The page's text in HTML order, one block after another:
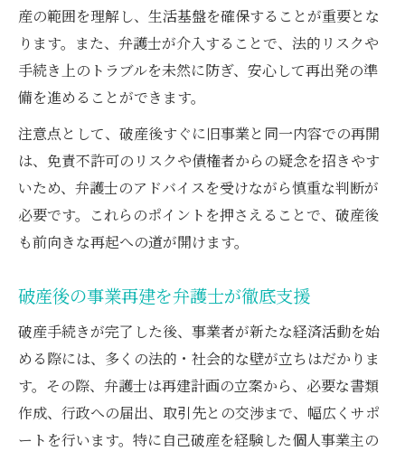
破産後でも可能な新事業の始め方を知る
弁護士が教える破産後の新事業立ち上げ法
自己破産後の起業を弁護士に相談する理由
弁護士が解説する自由財産の活用ポイント
破産後の個人事業主に役立つ弁護士の助言
弁護士と考える低資金での事業再スタート
家族への影響と事業存続のための工夫
弁護士が考える破産と家族への影響軽減策
事業存続と家族支援を両立する弁護士の知
個人事業主 家族に配慮した破産後の工夫
弁護士が伝える家族と歩む再起のポイント
自己破産時における確定申告の注意点
弁護士が教える破産時の確定申告対策
産の範囲を理解し、生活基盤を確保することが重要とな
ります。また、弁護士が介入することで、法的リスクや
手続き上のトラブルを未然に防ぎ、安心して再出発の準
備を進めることができます。
注意点として、破産後すぐに旧事業と同一内容での再開
は、免責不許可のリスクや債権者からの疑念を招きやす
いため、弁護士のアドバイスを受けながら慎重な判断が
必要です。これらのポイントを押さえることで、破産後
も前向きな再起への道が開けます。
破産後の事業再建を弁護士が徹底支援
破産手続きが完了した後、事業者が新たな経済活動を始
める際には、多くの法的・社会的な壁が立ちはだかりま
す。その際、弁護士は再建計画の立案から、必要な書類
作成、行政への届出、取引先との交渉まで、幅広くサポ
ートを行います。特に自己破産を経験した個人事業主の